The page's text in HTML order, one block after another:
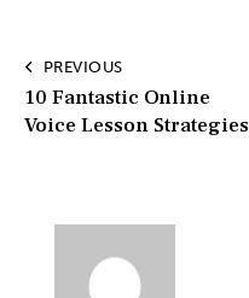
PREVIOUS
10 Fantastic Online
Voice Lesson Strategies